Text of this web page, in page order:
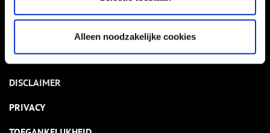
Alleen noodzakelijke cookies
NIEUWSBRIEF
DISCLAIMER
PRIVACY